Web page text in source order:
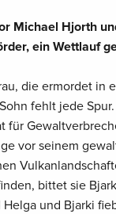
Michael Hjorth
ein Wettlauf
die ermordet in
fehlt jede
für
vor seinem
bittet sie
und Bjarki